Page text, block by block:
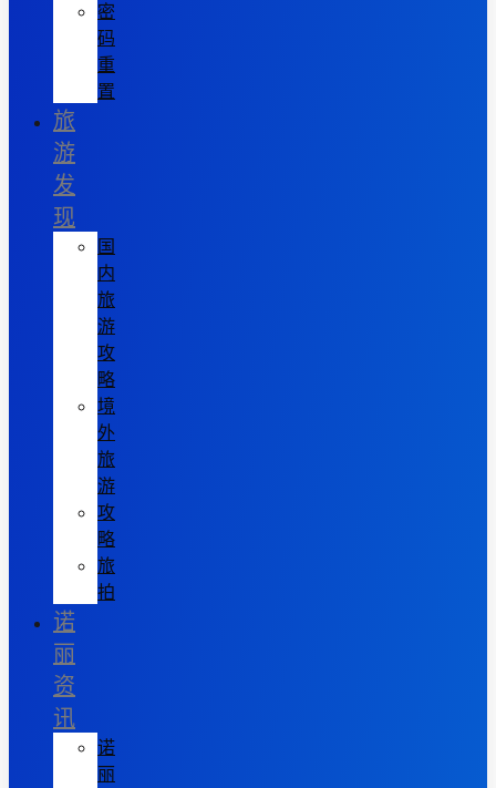
密
码
重
置
旅
游
发
现
国
内
旅
游
攻
略
境
外
旅
游
攻
略
旅
拍
诺
丽
资
讯
诺
丽